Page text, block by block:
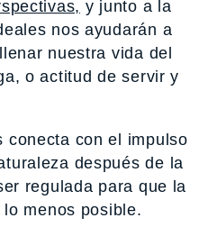
y junto a la
nos ayudarán a
nuestra vida del
o actitud de servir y
conecta con el impulso
después de la
regulada para que la
menos posible.